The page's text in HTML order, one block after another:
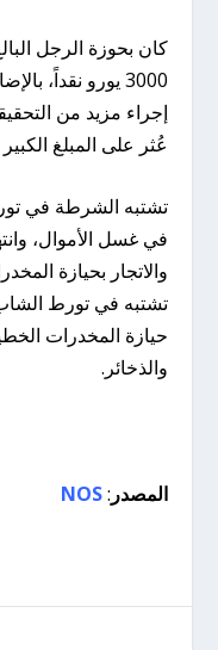
3000 يورو نقداً،
إجراء مزيد من
عُثر على المبلغ
في غسل الأموال،
والاتجار بحيازة
حيازة المخدرات
والذخائر.
المصدر :
NOS